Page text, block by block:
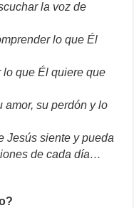
la voz de
lo que Él
lo que Él quiere que
amor, su perdón y lo
Jesús siente y pueda
de cada día…